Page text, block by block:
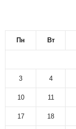
Пн Вт
3 4
10 11
17 18